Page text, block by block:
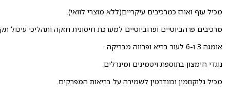
מכיל עוף ואורז כמרכיבים עיקריים(ללא מוצרי לוואי).
מרכיבים פרהביוטיים ופרוביוטיים למערכת חיסונית חזקה ותהליכי עיכול
אומגה 3 ו-6 לעור בריא ופרווה מבריקה.
נוגדי חימצון בתוספת ויטמינים ומינרלים.
מכיל גלוקוזמין וכונדרטין לשמירה על בריאות המפרקים.